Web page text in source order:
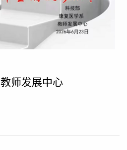
教师发展中心